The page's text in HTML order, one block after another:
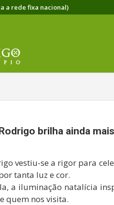
a rede fixa nacional)
brilha ainda
vestiu-se a rigor para
tanta luz e cor.
a iluminação natalícia
quem nos visita.